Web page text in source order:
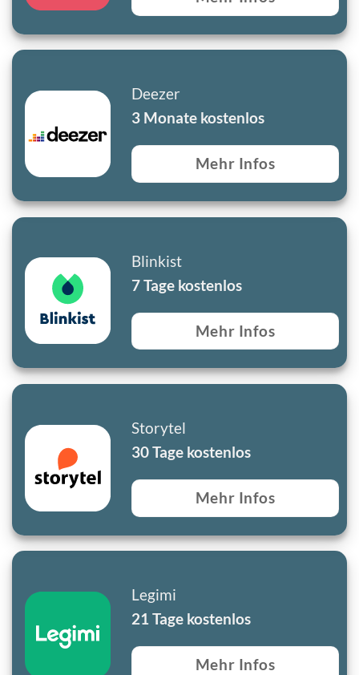
Deezer
3 Monate kostenlos
Mehr Infos
Blinkist
7 Tage kostenlos
Mehr Infos
Storytel
30 Tage kostenlos
Mehr Infos
Legimi
21 Tage kostenlos
Mehr Infos